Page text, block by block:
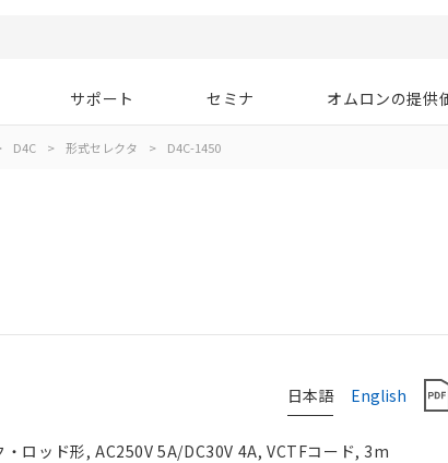
サポート セミナ オムロンの提供
D4C > 形式セレクタ > D4C-1450
日本語 English
ロッド形, AC250V 5A/DC30V 4A, VCTFコード, 3m